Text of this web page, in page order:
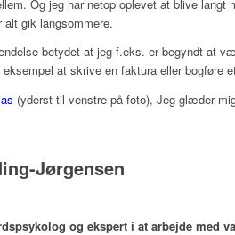
Og jeg har netop oplevet at blive
alt gik langsommere.
betydet at jeg f.eks. er begyndt at
at skrive en faktura eller bogføre
(yderst til venstre på foto), Jeg glæder
Jørgensen
og ekspert i at arbejde med